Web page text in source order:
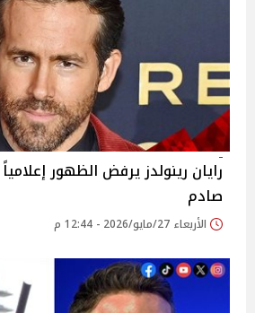
رايان رينولدز يرفض الظهور
صادم
الأربعاء 27/مايو/2026 - 12:44 م